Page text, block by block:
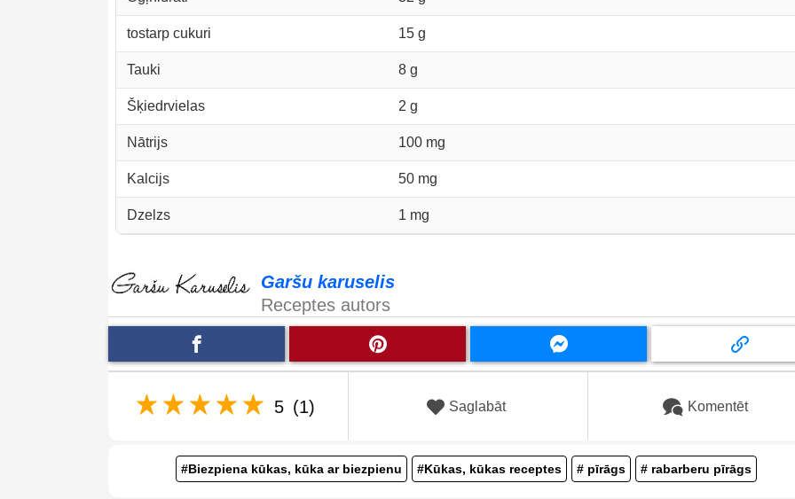
tostarp cukuri 15 g
Tauki 8 g
Šķiedrvielas 2 g
Nātrijs 100 mg
Kalcijs 50 mg
Dzelzs 1 mg
Garšu karuselis
Receptes autors
5 (1) Saglabāt Komentēt
#Biezpiena kūkas, kūka ar biezpienu #Kūkas, kūkas receptes # pīrāgs # rabarberu pīrāgs